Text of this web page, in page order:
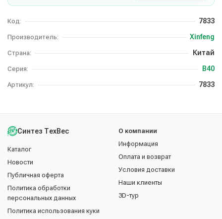
Код: 7833
Производитель: Xinfeng
Страна: Китай
Серия: B40
Артикул: 7833
Синтез ТехВес
Каталог
Новости
Публичная оферта
Политика обработки
персональных данных
Политика использования куки
О компании
Информация
Оплата и возврат
Условия доставки
Наши клиенты
3D-тур